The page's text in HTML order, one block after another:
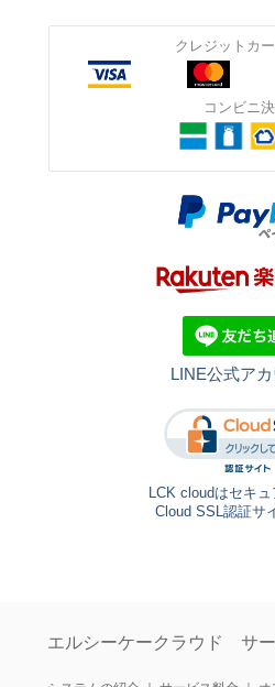
クレジットカ
コンビニ
LINE公式アカ
LCK cloudはセキ
Cloud SSL認証サ
エルシーケークラウド サ